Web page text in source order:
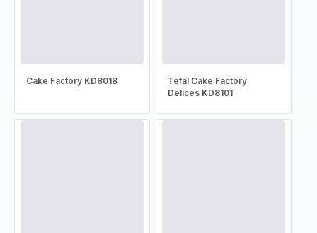
Cake Factory KD8018
Tefal Cake Factory
Délices KD8101